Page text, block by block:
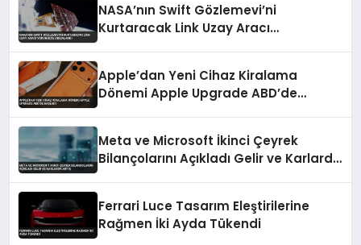
NASA’nın Swift Gözlemevi’ni
Kurtaracak Link Uzay Aracı
Apple’dan Yeni Cihaz Kiralama
Dönemi Apple Upgrade ABD’de
Meta ve Microsoft İkinci Çeyrek
Bilançolarını Açıkladı Gelir ve Karlarda
Ferrari Luce Tasarım Eleştirilerine
Rağmen İki Ayda Tükendi